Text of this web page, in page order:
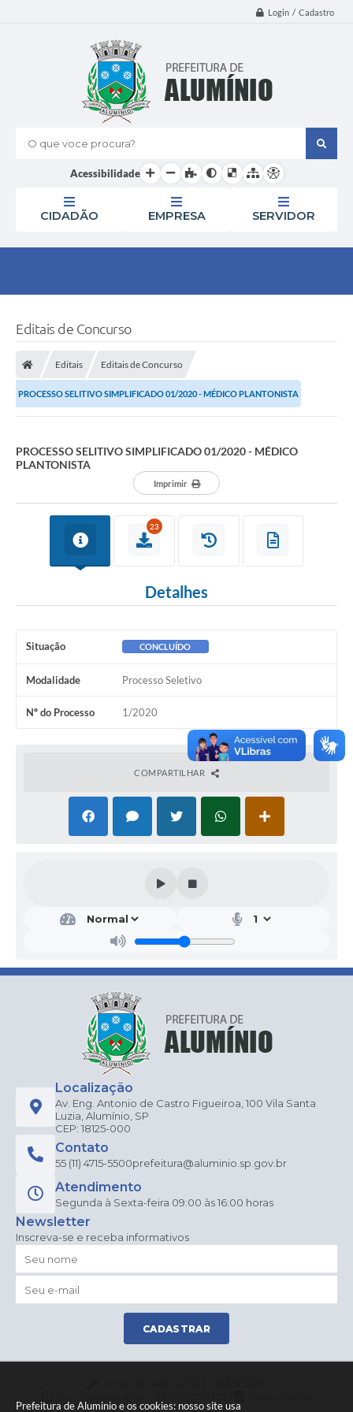
Prefeitura de Aluminio e os cookies: nosso site usa
Login / Cadastro
O que voce procura?
Acessibilidade
CIDADÃO EMPRESA SERVIDOR
Editais de Concurso
Editais Editais de Concurso
PROCESSO SELITIVO SIMPLIFICADO 01/2020 - MÉDICO PLANTONISTA
PROCESSO SELITIVO SIMPLIFICADO 01/2020 - MÉDICO
PLANTONISTA
Imprimir
23
Detalhes
Situação CONCLUÍDO
Modalidade Processo Seletivo
Nº do Processo 1/2020
COMPARTILHAR
Localização
Av. Eng. Antonio de Castro Figueiroa, 100 Vila Santa
Luzia, Alumínio, SP
CEP: 18125-000
Contato
55 (11) 4715-5500prefeitura@aluminio.sp.gov.br
Atendimento
Segunda à Sexta-feira 09:00 às 16:00 horas
Newsletter
Inscreva-se e receba informativos
CADASTRAR